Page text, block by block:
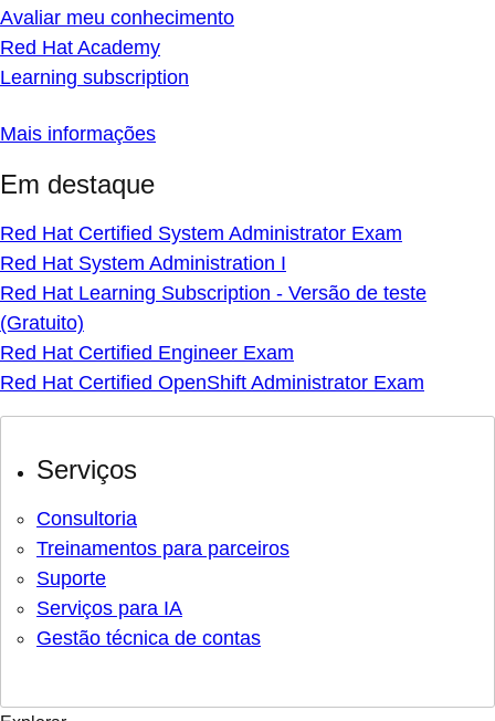
Avaliar meu conhecimento
Red Hat Academy
Learning subscription
Mais informações
Em destaque
Red Hat Certified System Administrator Exam
Red Hat System Administration I
Red Hat Learning Subscription - Versão de teste
(Gratuito)
Red Hat Certified Engineer Exam
Red Hat Certified OpenShift Administrator Exam
Serviços
Consultoria
Treinamentos para parceiros
Suporte
Serviços para IA
Gestão técnica de contas